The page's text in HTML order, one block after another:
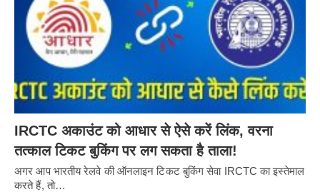
IRCTC अकाउंट को आधार से ऐसे करें लिंक, वरना
तत्काल टिकट बुकिंग पर लग सकता है ताला!
अगर आप भारतीय रेलवे की ऑनलाइन टिकट बुकिंग सेवा IRCTC का इस्तेमाल
करते हैं, तो…